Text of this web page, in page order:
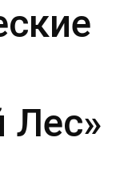
Лес»